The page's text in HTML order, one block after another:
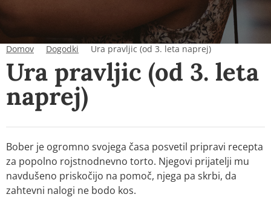
Domov Dogodki Ura pravljic (od 3. leta naprej)
Ura pravljic (od 3. leta
naprej)
Bober je ogromno svojega časa posvetil pripravi recepta
za popolno rojstnodnevno torto. Njegovi prijatelji mu
navdušeno priskočijo na pomoč, njega pa skrbi, da
zahtevni nalogi ne bodo kos.